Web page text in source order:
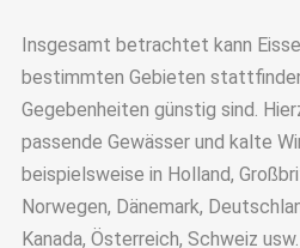
Insgesamt betrachtet kann
bestimmten Gebieten
Gegebenheiten günstig sind.
passende Gewässer und kalte
beispielsweise in Holland,
Norwegen, Dänemark,
Kanada, Österreich, Schweiz